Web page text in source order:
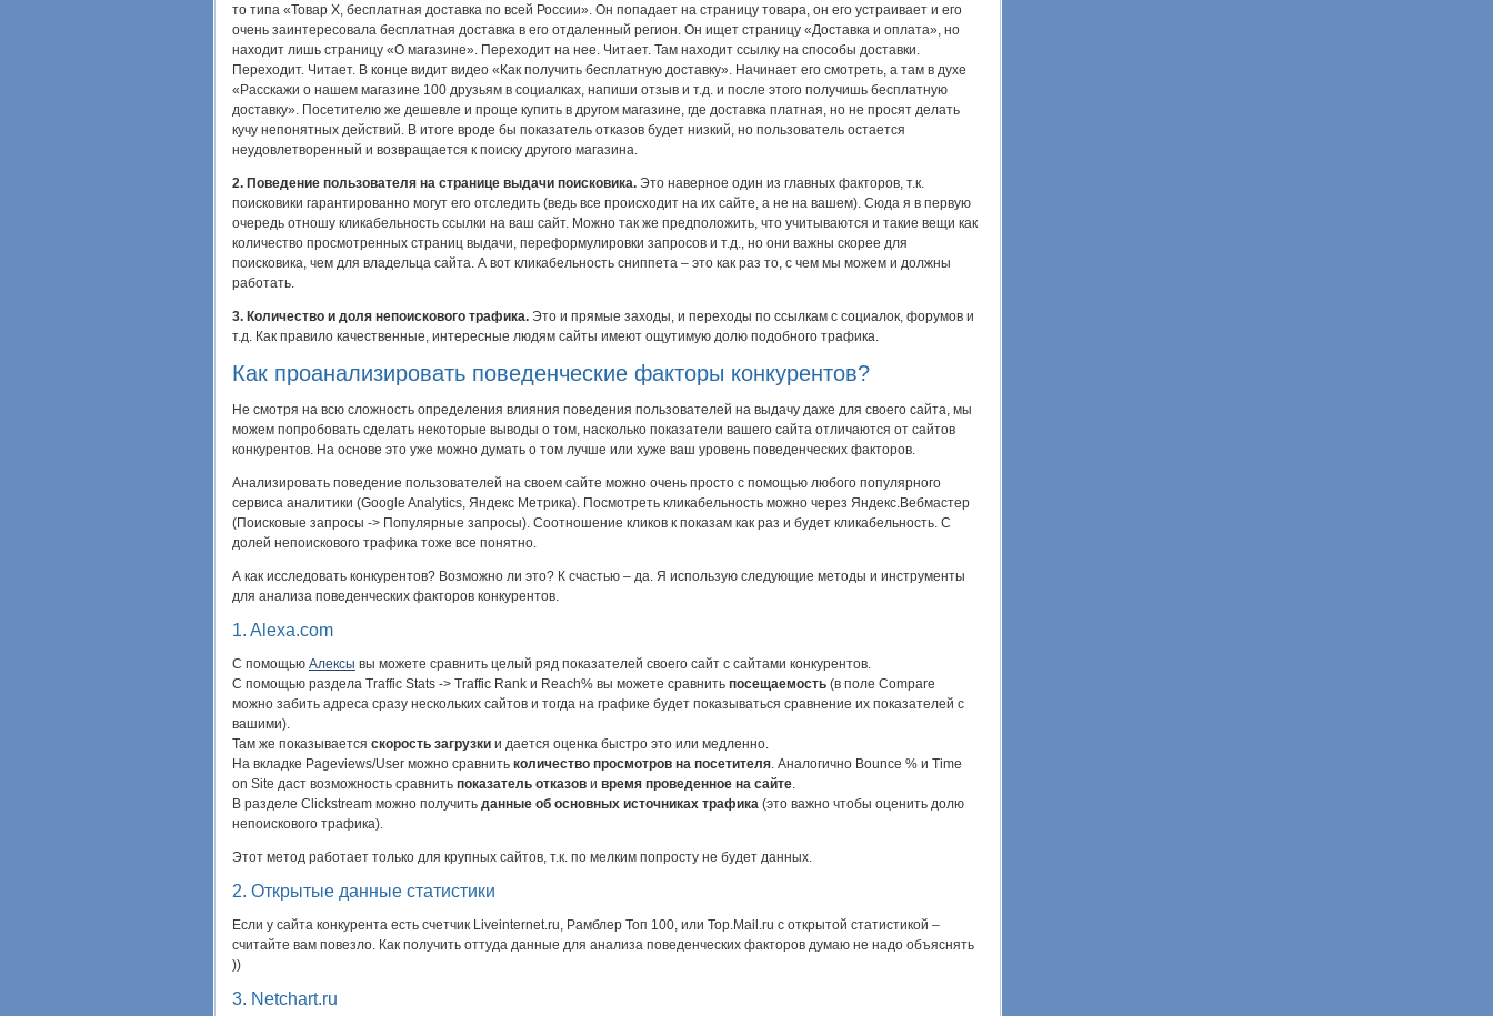
то типа «Товар Х, бесплатная доставка по всей России». Он попадает на страницу товара, он его устраивает и его
очень заинтересовала бесплатная доставка в его отдаленный регион. Он ищет страницу «Доставка и оплата», но
находит лишь страницу «О магазине». Переходит на нее. Читает. Там находит ссылку на способы доставки.
Переходит. Читает. В конце видит видео «Как получить бесплатную доставку». Начинает его смотреть, а там в духе
«Расскажи о нашем магазине 100 друзьям в социалках, напиши отзыв и т.д. и после этого получишь бесплатную
доставку». Посетителю же дешевле и проще купить в другом магазине, где доставка платная, но не просят делать
кучу непонятных действий. В итоге вроде бы показатель отказов будет низкий, но пользователь остается
неудовлетворенный и возвращается к поиску другого магазина.
2. Поведение пользователя на странице выдачи поисковика. Это наверное один из главных факторов, т.к.
поисковики гарантированно могут его отследить (ведь все происходит на их сайте, а не на вашем). Сюда я в первую
очередь отношу кликабельность ссылки на ваш сайт. Можно так же предположить, что учитываются и такие вещи как
количество просмотренных страниц выдачи, переформулировки запросов и т.д., но они важны скорее для
поисковика, чем для владельца сайта. А вот кликабельность сниппета – это как раз то, с чем мы можем и должны
работать.
3. Количество и доля непоискового трафика. Это и прямые заходы, и переходы по ссылкам с социалок, форумов и
т.д. Как правило качественные, интересные людям сайты имеют ощутимую долю подобного трафика.
Как проанализировать поведенческие факторы конкурентов?
Не смотря на всю сложность определения влияния поведения пользователей на выдачу даже для своего сайта, мы
можем попробовать сделать некоторые выводы о том, насколько показатели вашего сайта отличаются от сайтов
конкурентов. На основе это уже можно думать о том лучше или хуже ваш уровень поведенческих факторов.
Анализировать поведение пользователей на своем сайте можно очень просто с помощью любого популярного
сервиса аналитики (Google Analytics, Яндекс Метрика). Посмотреть кликабельность можно через Яндекс.Вебмастер
(Поисковые запросы -> Популярные запросы). Соотношение кликов к показам как раз и будет кликабельность. С
долей непоискового трафика тоже все понятно.
А как исследовать конкурентов? Возможно ли это? К счастью – да. Я использую следующие методы и инструменты
для анализа поведенческих факторов конкурентов.
1. Alexa.com
С помощью Алексы вы можете сравнить целый ряд показателей своего сайт с сайтами конкурентов.
С помощью раздела Traffic Stats -> Traffic Rank и Reach% вы можете сравнить посещаемость (в поле Compare
можно забить адреса сразу нескольких сайтов и тогда на графике будет показываться сравнение их показателей с
вашими).
Там же показывается скорость загрузки и дается оценка быстро это или медленно.
На вкладке Pageviews/User можно сравнить количество просмотров на посетителя. Аналогично Bounce % и Time
on Site даст возможность сравнить показатель отказов и время проведенное на сайте.
В разделе Clickstream можно получить данные об основных источниках трафика (это важно чтобы оценить долю
непоискового трафика).
Этот метод работает только для крупных сайтов, т.к. по мелким попросту не будет данных.
2. Открытые данные статистики
Если у сайта конкурента есть счетчик Liveinternet.ru, Рамблер Топ 100, или Top.Mail.ru с открытой статистикой –
считайте вам повезло. Как получить оттуда данные для анализа поведенческих факторов думаю не надо объяснять
))
3. Netchart.ru